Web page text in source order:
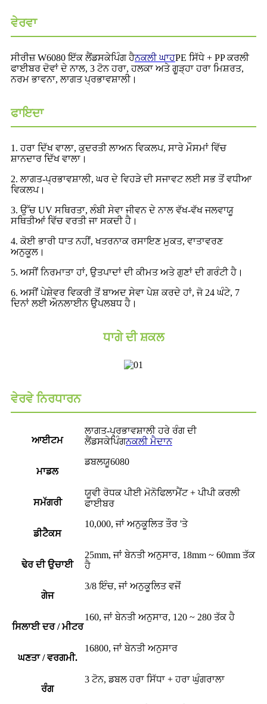
ਵੇਰਵਾ
ਸੀਰੀਜ਼ W6080 ਇੱਕ ਲੈਂਡਸਕੇਪਿੰਗ ਹੈਨਕਲੀ ਘਾਹPE ਸਿੱਧੇ + PP ਕਰਲੀ
ਫਾਈਬਰ ਦੋਵਾਂ ਦੇ ਨਾਲ, 3 ਟੋਨ ਹਰਾ, ਹਲਕਾ ਅਤੇ ਗੂੜ੍ਹਾ ਹਰਾ ਮਿਸ਼ਰਤ,
ਨਰਮ ਭਾਵਨਾ, ਲਾਗਤ ਪ੍ਰਭਾਵਸ਼ਾਲੀ।
ਫਾਇਦਾ
1. ਹਰਾ ਦਿੱਖ ਵਾਲਾ, ਕੁਦਰਤੀ ਲਾਅਨ ਵਿਕਲਪ, ਸਾਰੇ ਮੌਸਮਾਂ ਵਿੱਚ
ਸ਼ਾਨਦਾਰ ਦਿੱਖ ਵਾਲਾ।
2. ਲਾਗਤ-ਪ੍ਰਭਾਵਸ਼ਾਲੀ, ਘਰ ਦੇ ਵਿਹੜੇ ਦੀ ਸਜਾਵਟ ਲਈ ਸਭ ਤੋਂ ਵਧੀਆ
ਵਿਕਲਪ।
3. ਉੱਚ UV ਸਥਿਰਤਾ, ਲੰਬੀ ਸੇਵਾ ਜੀਵਨ ਦੇ ਨਾਲ ਵੱਖ-ਵੱਖ ਜਲਵਾਯੂ
ਸਥਿਤੀਆਂ ਵਿੱਚ ਵਰਤੀ ਜਾ ਸਕਦੀ ਹੈ।
4. ਕੋਈ ਭਾਰੀ ਧਾਤ ਨਹੀਂ, ਖਤਰਨਾਕ ਰਸਾਇਣ ਮੁਕਤ, ਵਾਤਾਵਰਣ
ਅਨੁਕੂਲ।
5. ਅਸੀਂ ਨਿਰਮਾਤਾ ਹਾਂ, ਉਤਪਾਦਾਂ ਦੀ ਕੀਮਤ ਅਤੇ ਗੁਣਾਂ ਦੀ ਗਰੰਟੀ ਹੈ।
6. ਅਸੀਂ ਪੇਸ਼ੇਵਰ ਵਿਕਰੀ ਤੋਂ ਬਾਅਦ ਸੇਵਾ ਪੇਸ਼ ਕਰਦੇ ਹਾਂ, ਜੋ 24 ਘੰਟੇ, 7
ਦਿਨਾਂ ਲਈ ਔਨਲਾਈਨ ਉਪਲਬਧ ਹੈ।
ਧਾਗੇ ਦੀ ਸ਼ਕਲ
ਵੇਰਵੇ ਨਿਰਧਾਰਨ
ਆਈਟਮ
ਲਾਗਤ-ਪ੍ਰਭਾਵਸ਼ਾਲੀ ਹਰੇ ਰੰਗ ਦੀ
ਲੈਂਡਸਕੇਪਿੰਗਨਕਲੀ ਮੈਦਾਨ
ਮਾਡਲ
ਡਬਲਯੂ6080
ਸਮੱਗਰੀ
ਯੂਵੀ ਰੋਧਕ ਪੀਈ ਮੋਨੋਫਿਲਾਮੈਂਟ + ਪੀਪੀ ਕਰਲੀ
ਫਾਈਬਰ
ਡੀਟੈਕਸ
10,000, ਜਾਂ ਅਨੁਕੂਲਿਤ ਤੌਰ 'ਤੇ
ਢੇਰ ਦੀ ਉਚਾਈ
25mm, ਜਾਂ ਬੇਨਤੀ ਅਨੁਸਾਰ, 18mm ~ 60mm ਤੱਕ
ਹੈ
ਗੇਜ
3/8 ਇੰਚ, ਜਾਂ ਅਨੁਕੂਲਿਤ ਵਜੋਂ
ਸਿਲਾਈ ਦਰ / ਮੀਟਰ
160, ਜਾਂ ਬੇਨਤੀ ਅਨੁਸਾਰ, 120 ~ 280 ਤੱਕ ਹੈ
ਘਣਤਾ / ਵਰਗਮੀ.
16800, ਜਾਂ ਬੇਨਤੀ ਅਨੁਸਾਰ
ਰੰਗ
3 ਟੋਨ, ਡਬਲ ਹਰਾ ਸਿੱਧਾ + ਹਰਾ ਘੁੰਗਰਾਲਾ